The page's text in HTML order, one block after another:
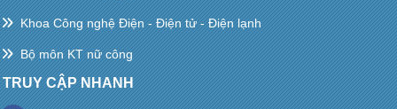
Khoa Công nghệ Điện - Điện tử - Điện lạnh
Bộ môn KT nữ công
TRUY CẬP NHANH